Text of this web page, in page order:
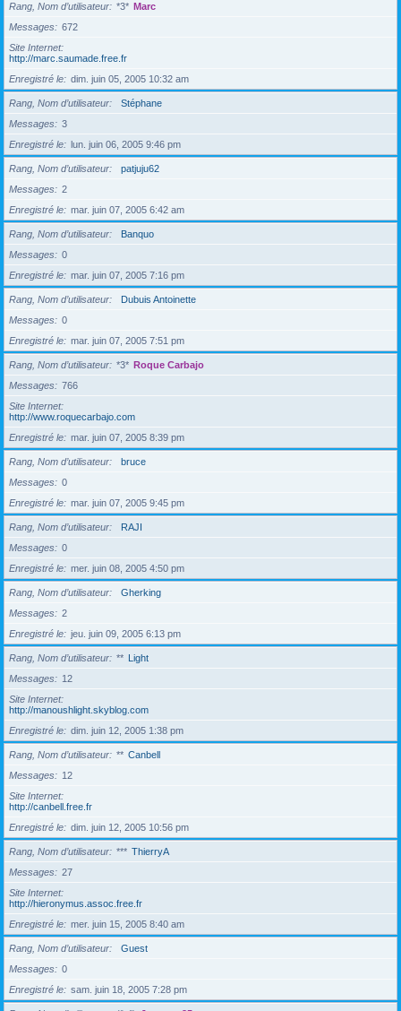
Rang, Nom d’utilisateur *3* Marc
Messages
672
Site Internet
http://marc.saumade.free.fr
Enregistré le
dim. juin 05, 2005 10:32 am
Rang, Nom d’utilisateur
Stéphane
Messages
3
Enregistré le
lun. juin 06, 2005 9:46 pm
Rang, Nom d’utilisateur
patjuju62
Messages
2
Enregistré le
mar. juin 07, 2005 6:42 am
Rang, Nom d’utilisateur
Banquo
Messages
0
Enregistré le
mar. juin 07, 2005 7:16 pm
Rang, Nom d’utilisateur
Dubuis Antoinette
Messages
0
Enregistré le
mar. juin 07, 2005 7:51 pm
Rang, Nom d’utilisateur *3* Roque Carbajo
Messages
766
Site Internet
http://www.roquecarbajo.com
Enregistré le
mar. juin 07, 2005 8:39 pm
Rang, Nom d’utilisateur
bruce
Messages
0
Enregistré le
mar. juin 07, 2005 9:45 pm
Rang, Nom d’utilisateur
RAJI
Messages
0
Enregistré le
mer. juin 08, 2005 4:50 pm
Rang, Nom d’utilisateur
Gherking
Messages
2
Enregistré le
jeu. juin 09, 2005 6:13 pm
Rang, Nom d’utilisateur ** Light
Messages
12
Site Internet
http://manoushlight.skyblog.com
Enregistré le
dim. juin 12, 2005 1:38 pm
Rang, Nom d’utilisateur ** Canbell
Messages
12
Site Internet
http://canbell.free.fr
Enregistré le
dim. juin 12, 2005 10:56 pm
Rang, Nom d’utilisateur *** ThierryA
Messages
27
Site Internet
http://hieronymus.assoc.free.fr
Enregistré le
mer. juin 15, 2005 8:40 am
Rang, Nom d’utilisateur
Guest
Messages
0
Enregistré le
sam. juin 18, 2005 7:28 pm